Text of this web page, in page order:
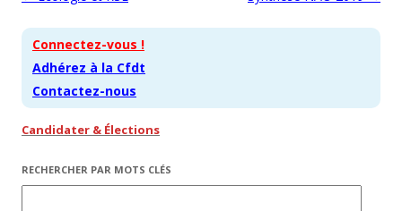
Connectez-vous !
Adhérez à la Cfdt
Contactez-nous
Candidater & Élections
RECHERCHER PAR MOTS CLÉS